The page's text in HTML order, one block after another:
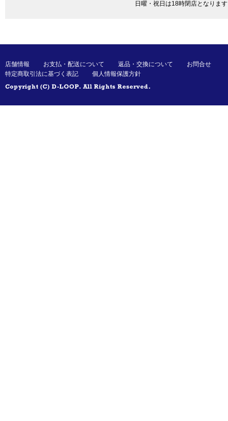
日曜・祝日は18時閉店となりま
店舗情報 お支払・配送について 返品・交換について
お問合せ
特定商取引法に基づく表記
個人情報保護方針